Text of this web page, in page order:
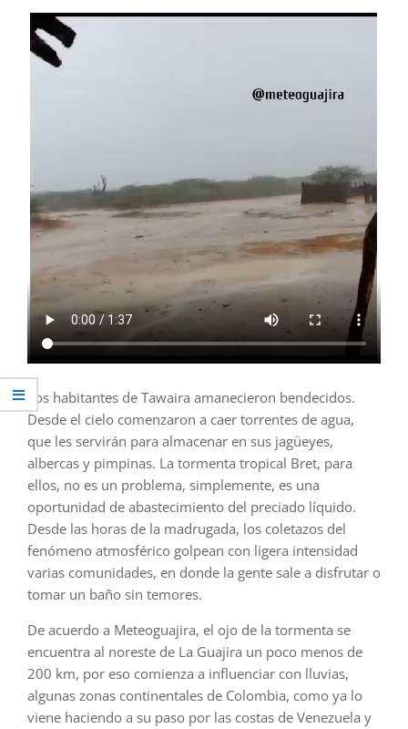
Los habitantes de Tawaira amanecieron bendecidos.
Desde el cielo comenzaron a caer torrentes de agua,
que les servirán para almacenar en sus jagüeyes,
albercas y pimpinas. La tormenta tropical Bret, para
ellos, no es un problema, simplemente, es una
oportunidad de abastecimiento del preciado líquido.
Desde las horas de la madrugada, los coletazos del
fenómeno atmosférico golpean con ligera intensidad
varias comunidades, en donde la gente sale a disfrutar o
tomar un baño sin temores.
De acuerdo a Meteoguajira, el ojo de la tormenta se
encuentra al noreste de La Guajira un poco menos de
200 km, por eso comienza a influenciar con lluvias,
algunas zonas continentales de Colombia, como ya lo
viene haciendo a su paso por las costas de Venezuela y